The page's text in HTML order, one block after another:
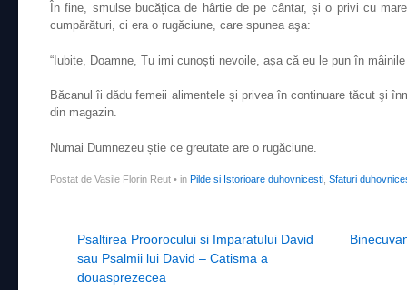
În fine, smulse bucățica de hârtie de pe cântar, și o privi cu
cumpărături, ci era o rugăciune, care spunea aşa:
“Iubite, Doamne, Tu imi cunoști nevoile, așa că eu le pun în mâinile
Băcanul îi dădu femeii alimentele și privea în continuare tăcut şi
din magazin.
Numai Dumnezeu știe ce greutate are o rugăciune.
Postat de Vasile Florin Reut • in Pilde si Istorioare duhovnicesti, Sfaturi
Post navigation
Psaltirea Proorocului si Imparatului David
sau Psalmii lui David – Catisma a
douasprezecea